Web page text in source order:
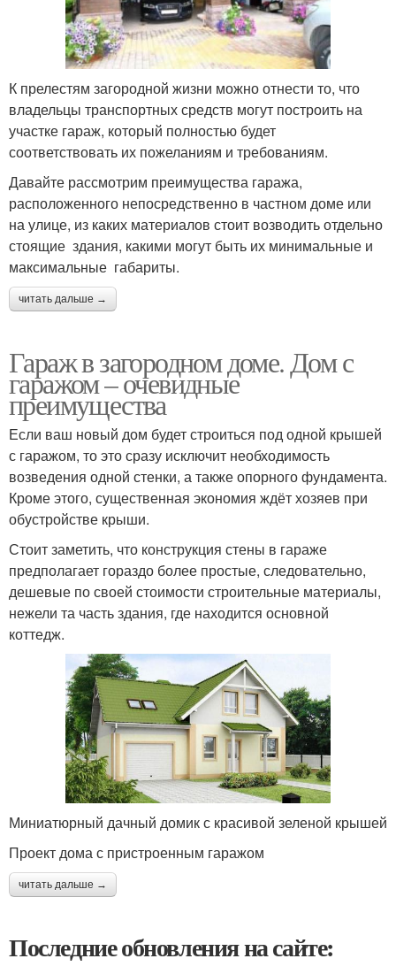
К прелестям загородной жизни можно отнести то, что
владельцы транспортных средств могут построить на
участке гараж, который полностью будет
соответствовать их пожеланиям и требованиям.
Давайте рассмотрим преимущества гаража,
расположенного непосредственно в частном доме или
на улице, из каких материалов стоит возводить отдельно
стоящие здания, какими могут быть их минимальные и
максимальные габариты.
читать дальше →
Гараж в загородном доме. Дом с
гаражом – очевидные
преимущества
Если ваш новый дом будет строиться под одной крышей
с гаражом, то это сразу исключит необходимость
возведения одной стенки, а также опорного фундамента.
Кроме этого, существенная экономия ждёт хозяев при
обустройстве крыши.
Стоит заметить, что конструкция стены в гараже
предполагает гораздо более простые, следовательно,
дешевые по своей стоимости строительные материалы,
нежели та часть здания, где находится основной
коттедж.
Миниатюрный дачный домик с красивой зеленой крышей
Проект дома с пристроенным гаражом
читать дальше →
Последние обновления на сайте: